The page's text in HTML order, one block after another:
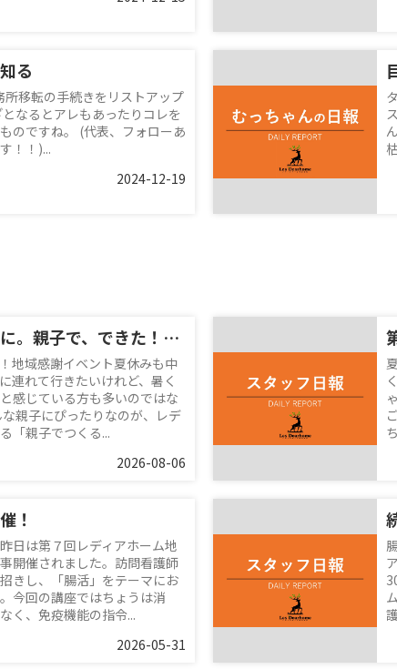
る
移転の手続きをリストアップ
なるとアレもあったりコレを
のですね。 (代表、フォローあ
！！)...
2024-12-19
夏休みの思い出に。親子で、できた！を体験♪
地域感謝イベント夏休みも中
連れて行きたいけれど、暑く
感じている方も多いのではな
親子にぴったりなのが、レデ
「親子でつくる...
2026-08-06
！
日は第７回レディアホーム地
開催されました。訪問看護師
きし、「腸活」をテーマにお
今回の講座ではちょうは消
く、免疫機能の指令...
2026-05-31